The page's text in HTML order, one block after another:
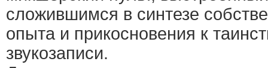
сложившимся в синтезе
опыта и прикосновения к
звукозаписи.